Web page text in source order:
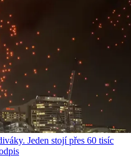
Jeden stojí přes 60 tisíc